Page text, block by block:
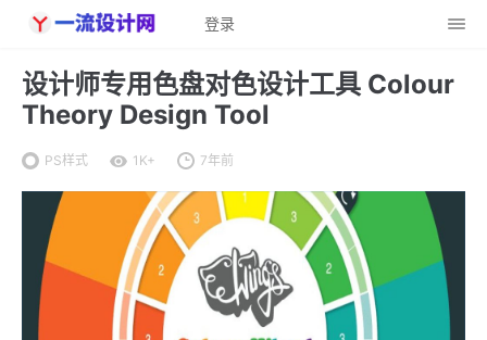
登录
设计师专用色盘对色设计工具 Colour
Theory Design Tool
PS样式 1K+ 7年前